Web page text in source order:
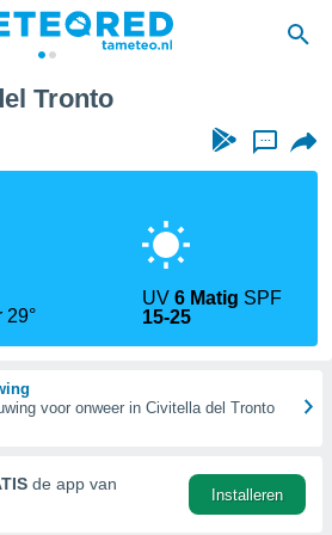
Tronto
...
29°
UV6 Matig SPF
15-25
voor onweer in Civitella del Tronto
de app van
Installeren